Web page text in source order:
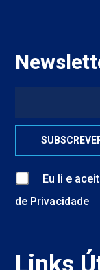
Eu li e
de Privacidade